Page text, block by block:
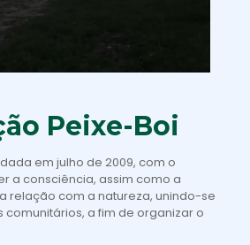
Peixe-Boi
em julho de 2009, com o
a consciência, assim como a
relação com a natureza, unindo-se
comunitários, a fim de organizar o